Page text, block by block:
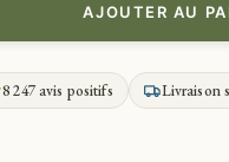
AJOUTER AU
8 247 avis positifs
Livraison